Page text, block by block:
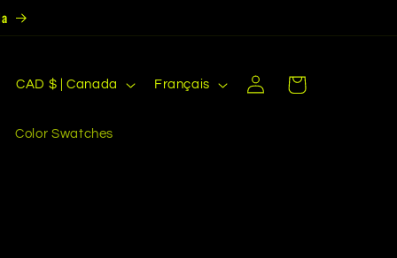
Color Swatches
P
CAD $ | Canada Français ConnexionPanier